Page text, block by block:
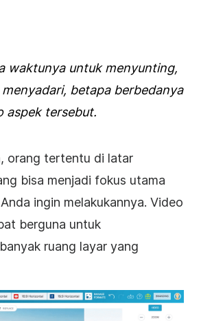
waktunya untuk menyunting,
betapa berbedanya
aspek tersebut.
orang tertentu di latar
bisa menjadi fokus utama
ingin melakukannya. Video
berguna untuk
ruang layar yang